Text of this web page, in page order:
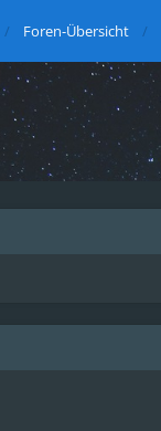
Foren-Übersicht